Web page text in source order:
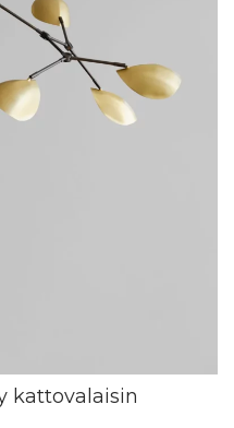
kattovalaisin